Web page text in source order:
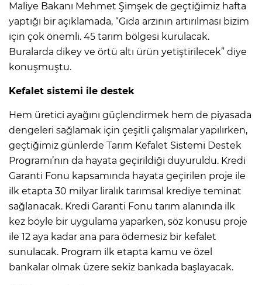
Maliye Bakanı Mehmet Şimşek de geçtiğimiz hafta
yaptığı bir açıklamada, “Gıda arzının artırılması bizim
için çok önemli. 45 tarım bölgesi kurulacak.
Buralarda dikey ve örtü altı ürün yetiştirilecek” diye
konuşmuştu.
Kefalet sistemi ile destek
Hem üretici ayağını güçlendirmek hem de piyasada
dengeleri sağlamak için çeşitli çalışmalar yapılırken,
geçtiğimiz günlerde Tarım Kefalet Sistemi Destek
Programı’nın da hayata geçirildiği duyuruldu. Kredi
Garanti Fonu kapsamında hayata geçirilen proje ile
ilk etapta 30 milyar liralık tarımsal krediye teminat
sağlanacak. Kredi Garanti Fonu tarım alanında ilk
kez böyle bir uygulama yaparken, söz konusu proje
ile 12 aya kadar ana para ödemesiz bir kefalet
sunulacak. Program ilk etapta kamu ve özel
bankalar olmak üzere sekiz bankada başlayacak.